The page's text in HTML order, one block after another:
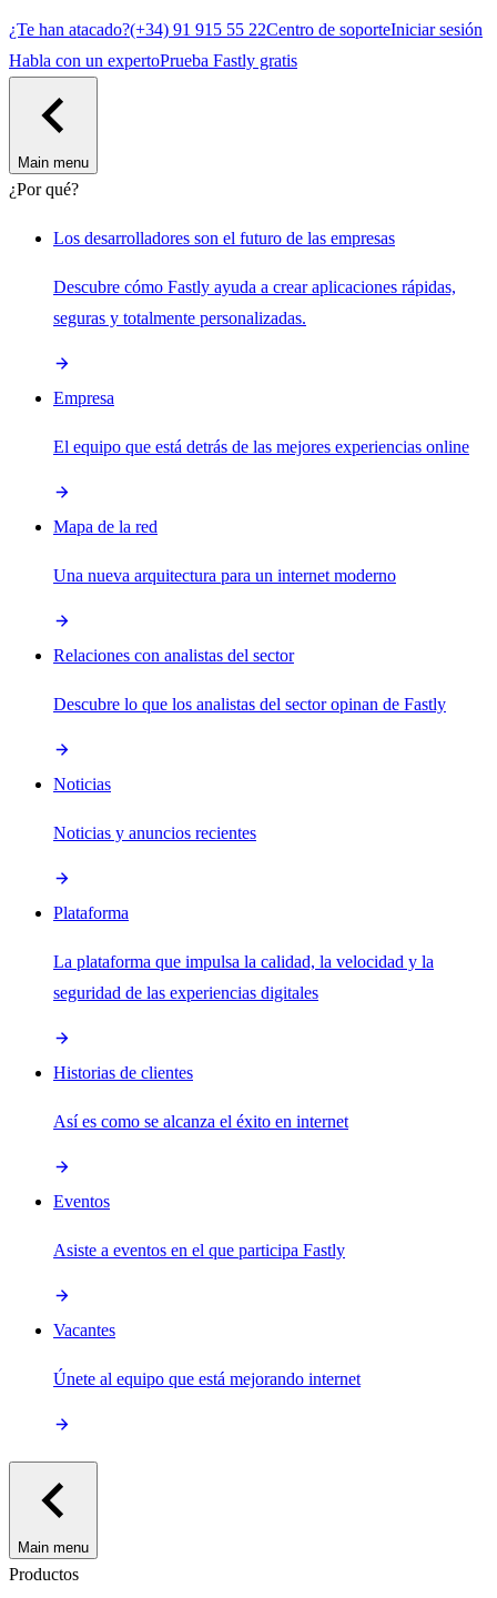
¿Te han atacado?(+34) 91 915 55 22Centro de soporteIniciar sesión
Habla con un expertoPrueba Fastly gratis
Main menu
¿Por qué?
Los desarrolladores son el futuro de las empresas
Descubre cómo Fastly ayuda a crear aplicaciones rápidas,
seguras y totalmente personalizadas.
Empresa
El equipo que está detrás de las mejores experiencias online
Mapa de la red
Una nueva arquitectura para un internet moderno
Relaciones con analistas del sector
Descubre lo que los analistas del sector opinan de Fastly
Noticias
Noticias y anuncios recientes
Plataforma
La plataforma que impulsa la calidad, la velocidad y la
seguridad de las experiencias digitales
Historias de clientes
Así es como se alcanza el éxito en internet
Eventos
Asiste a eventos en el que participa Fastly
Vacantes
Únete al equipo que está mejorando internet
Main menu
Productos